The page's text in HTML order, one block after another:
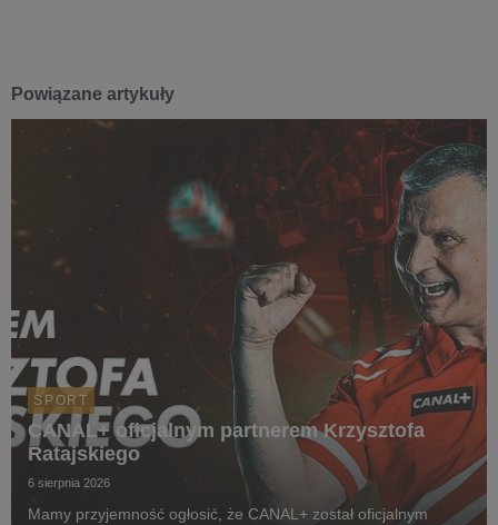
Powiązane artykuły
SPORT
CANAL+ oficjalnym partnerem Krzysztofa
Ratajskiego
6 sierpnia 2026
Mamy przyjemność ogłosić, że CANAL+ został oficjalnym